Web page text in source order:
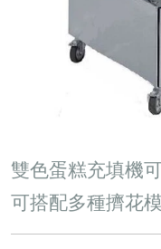
雙色蛋糕充填機
可搭配多種擠花